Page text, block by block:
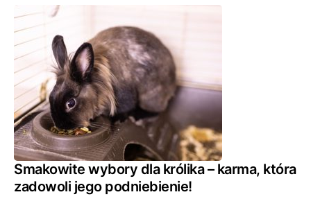
Smakowite wybory dla królika – karma, która
zadowoli jego podniebienie!